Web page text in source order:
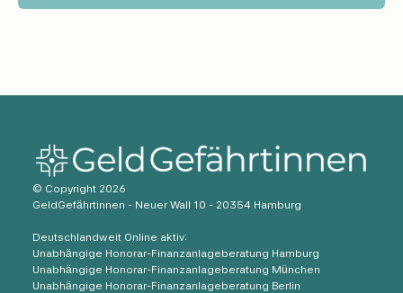
© Copyright 2026
GeldGefährtinnen - Neuer Wall 10 - 20354 Hamburg
Deutschlandweit Online aktiv:
Unabhängige Honorar-Finanzanlageberatung Hamburg
Unabhängige Honorar-Finanzanlageberatung München
Unabhängige Honorar-Finanzanlageberatung Berlin